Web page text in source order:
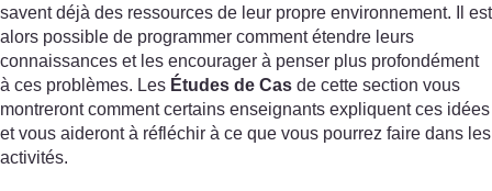
savent déjà des ressources de leur propre environnement. Il est
alors possible de programmer comment étendre leurs
connaissances et les encourager à penser plus profondément
à ces problèmes. Les Études de Cas de cette section vous
montreront comment certains enseignants expliquent ces idées
et vous aideront à réfléchir à ce que vous pourrez faire dans les
activités.